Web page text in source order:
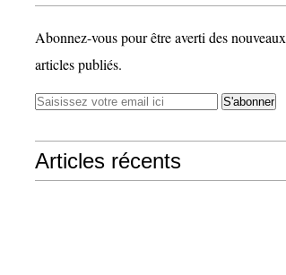
Abonnez-vous pour être averti des nouveaux
articles publiés.
Articles récents